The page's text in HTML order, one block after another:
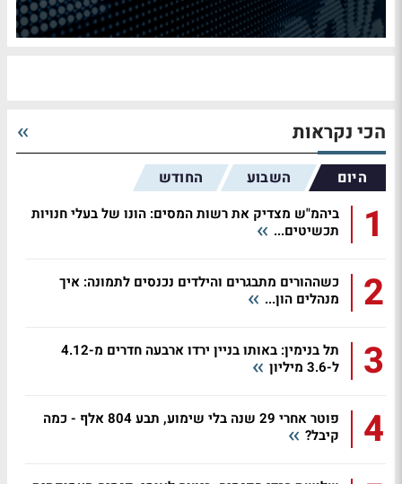
הכי נקראות
היום השבוע החודש
1
ביהמ"ש מצדיק את רשות המסים: הונו של בעלי חנויות
תכשיטים...
2
כשההורים מתבגרים והילדים נכנסים לתמונה: איך
מנהלים הון...
3
תל בנימין: באותו בניין ירדו ארבעה חדרים מ-4.12
ל-3.6 מיליון
4
פוטר אחרי 29 שנה בלי שימוע, תבע 804 אלף - כמה
קיבל?